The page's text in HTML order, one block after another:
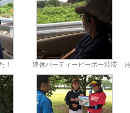
！ 連休パーティーピーポー渋滞